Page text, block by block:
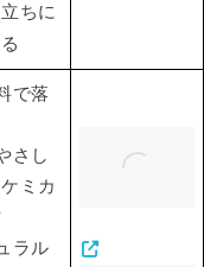
ちに
で落
さし
ミカ
ラル